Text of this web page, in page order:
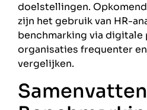
doelstellingen.
zijn het gebruik van HR-
benchmarking via digitale
organisaties frequenter
vergelijken.